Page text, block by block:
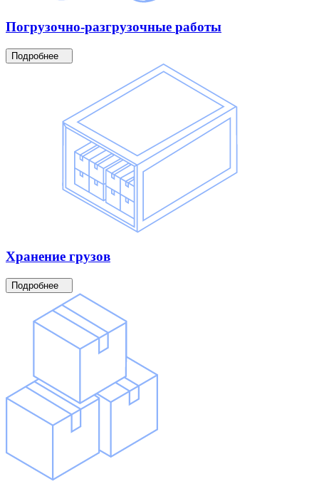
Погрузочно-разгрузочные работы
Подробнее
Хранение грузов
Подробнее